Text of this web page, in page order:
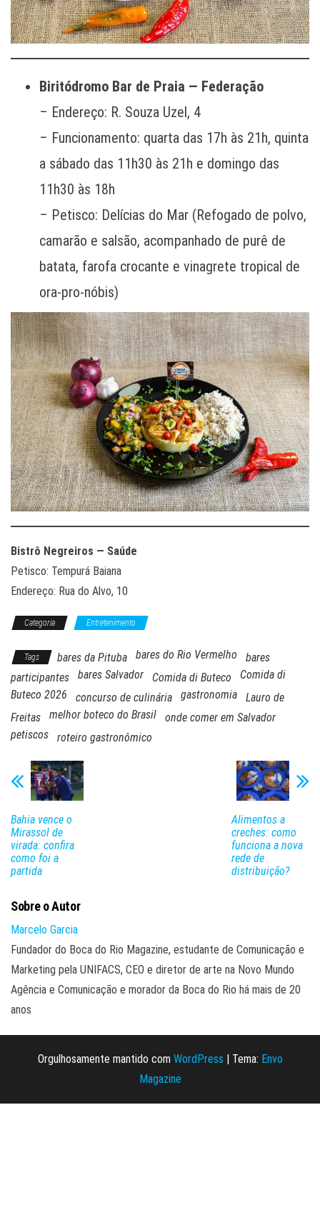
Biritódromo Bar de Praia — Federação
– Endereço: R. Souza Uzel, 4
– Funcionamento: quarta das 17h às 21h, quinta
a sábado das 11h30 às 21h e domingo das
11h30 às 18h
– Petisco: Delícias do Mar (Refogado de polvo,
camarão e salsão, acompanhado de purê de
batata, farofa crocante e vinagrete tropical de
ora-pro-nóbis)
Bistrô Negreiros — Saúde
Petisco: Tempurá Baiana
Endereço: Rua do Alvo, 10
Categoria Entretenimento
Tags bares da Pituba bares do Rio Vermelho
bares
participantes
bares Salvador Comida di Buteco
Comida di
Buteco 2026
concurso de culinária gastronomia
Lauro de
Freitas
melhor boteco do Brasil
onde comer em Salvador
petiscos
roteiro gastronômico
Bahia vence o
Mirassol de
virada: confira
como foi a
partida
Alimentos a
creches: como
funciona a nova
rede de
distribuição?
Sobre o Autor
Marcelo Garcia
Fundador do Boca do Rio Magazine, estudante de Comunicação e
Marketing pela UNIFACS, CEO e diretor de arte na Novo Mundo
Agência e Comunicação e morador da Boca do Rio há mais de 20
anos
Orgulhosamente mantido com WordPress | Tema: Envo
Magazine